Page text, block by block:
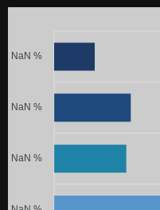
NaN %
NaN %
NaN %